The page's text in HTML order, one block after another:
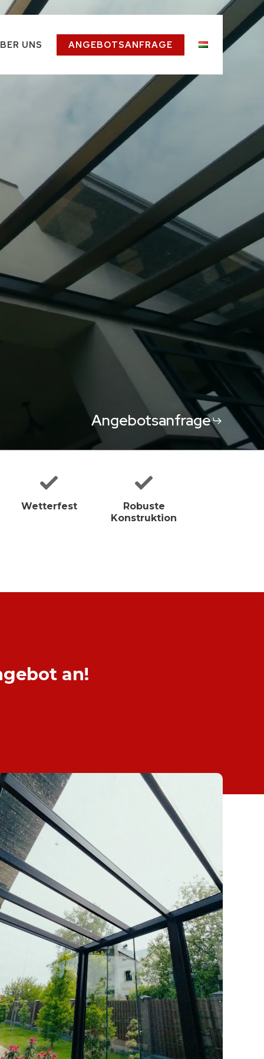
UNS ANGEBOTSANFRAGE
Angebotsanfrage
Wetterfest
Robuste
Konstruktion
an!